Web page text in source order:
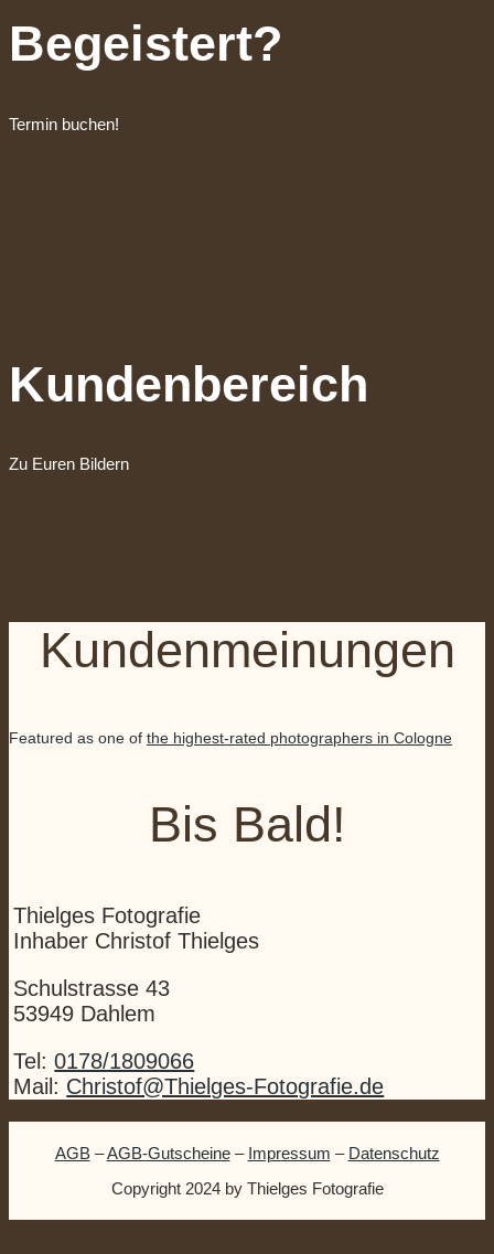
Begeistert?
Termin buchen!
Kundenbereich
Zu Euren Bildern
Kundenmeinungen
Featured as one of the highest-rated photographers in Cologne
Bis Bald!
Thielges Fotografie
Inhaber Christof Thielges
Schulstrasse 43
53949 Dahlem
Tel:0178/1809066
Mail: Christof@Thielges-Fotografie.de
AGB–AGB-Gutscheine– Impressum – Datenschutz
Copyright 2024 by Thielges Fotografie